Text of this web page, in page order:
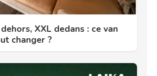
XXL dedans : ce van
changer ?